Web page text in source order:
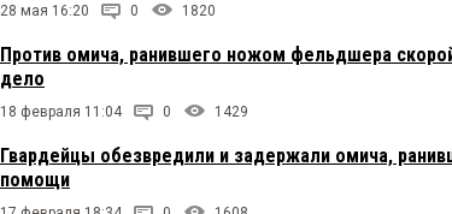
28 мая 16:20 0 1820
Против омича, ранившего ножом фельдшера
дело
18 февраля 11:04 0 1429
Гвардейцы обезвредили и задержали омича,
помощи